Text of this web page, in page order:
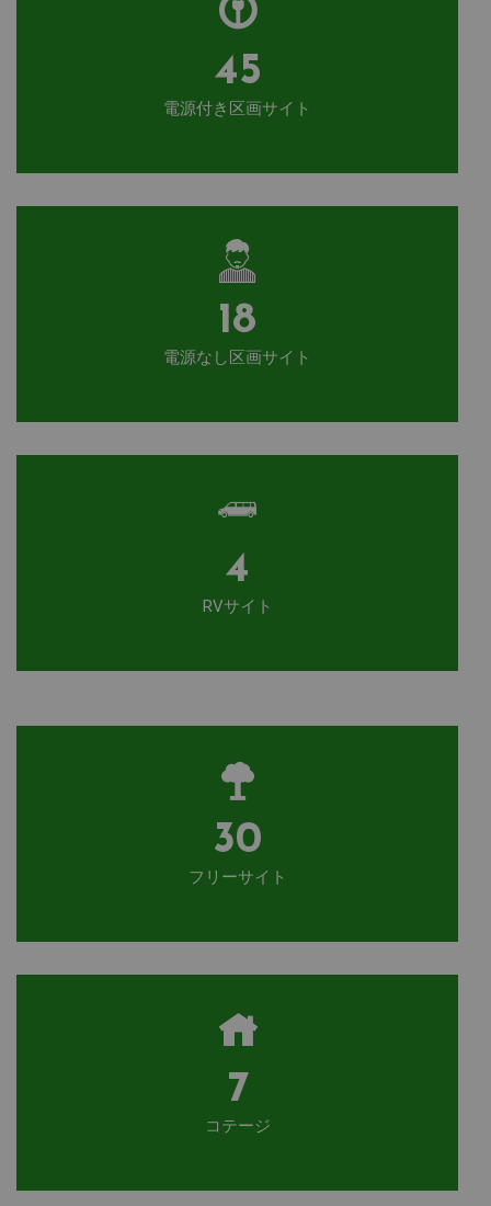
45
電源付き区画サイト
18
電源なし区画サイト
4
RVサイト
30
フリーサイト
7
コテージ